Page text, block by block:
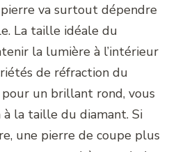
va surtout dépendre
La taille idéale du
la lumière à l’intérieur
de réfraction du
un brillant rond, vous
la taille du diamant. Si
une pierre de coupe plus